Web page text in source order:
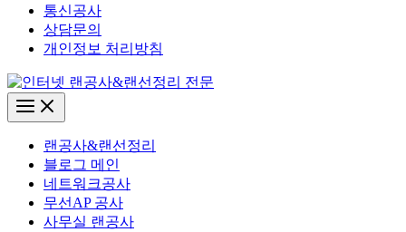
통신공사
상담문의
개인정보 처리방침
Main
Menu
랜공사&랜선정리
블로그 메인
네트워크공사
무선AP 공사
사무실 랜공사